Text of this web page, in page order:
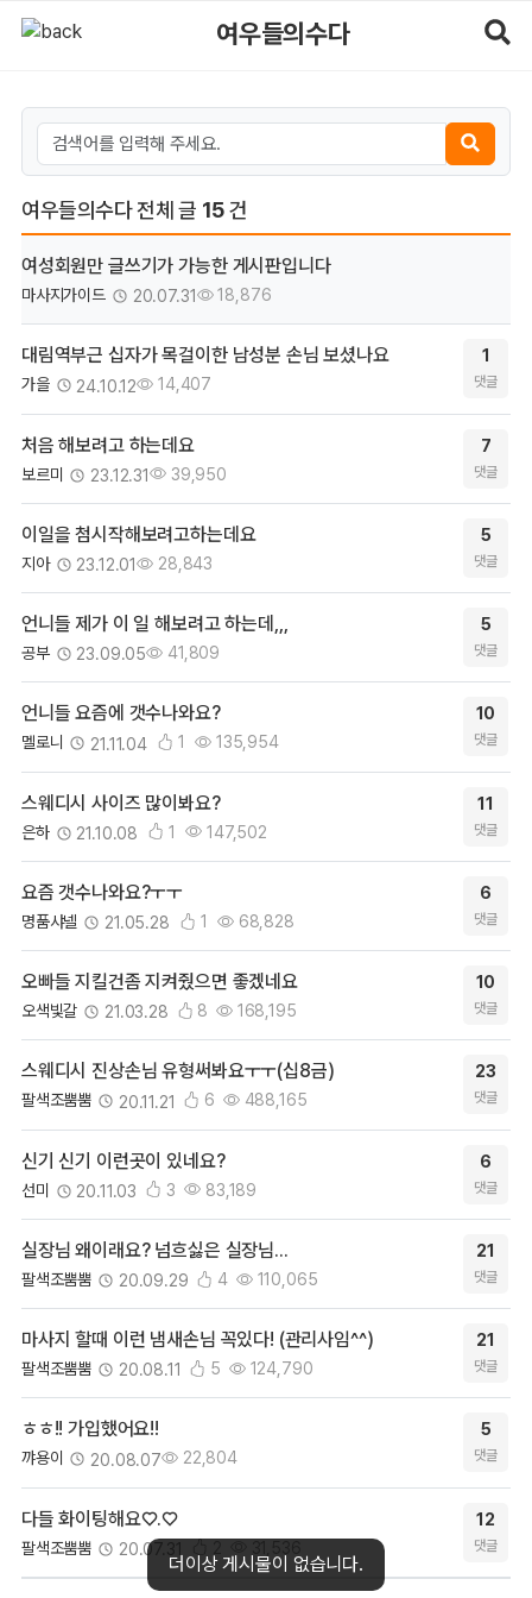
여우들의수다
검색어
검색하기
여우들의수다 전체 글 15건
여성회원만 글쓰기가 가능한 게시판입니다
마사지가이드 20.07.31등록18,876조회
대림역부근 십자가 목걸이한 남성분 손님 보셨나요댓글
가을 24.10.12등록14,407
1
댓글
처음 해보려고 하는데요
보르미 23.12.31등록39,950조회
7
댓글
이일을 첨시작해보려고하는데요
지아 23.12.01등록28,843
5
댓글
언니들 제가 이 일 해보려고 하는데,,,
공부 23.09.05등록41,809
5
댓글
언니들 요즘에 갯수나와요?댓글
멜로니 21.11.04 등록 1 추천 135,954조회
10
댓글
스웨디시 사이즈 많이봐요?댓글
은하 21.10.08 등록 1 추천 147,502조회
11
댓글
요즘 갯수나와요?ㅜㅜ
명품샤넬 21.05.28등록 1 추천68,828조회
6
댓글
오빠들 지킬건좀 지켜줬으면 좋겠네요댓글
오색빛갈 21.03.28등록 8 추천168,195조회
10
댓글
스웨디시 진상손님 유형써봐요ㅜㅜ(십8금)댓글
팔색조뿜뿜 20.11.21 등록 6 추천488,165조회
23
댓글
신기 신기 이런곳이 있네요?댓글
선미 20.11.03 등록 3 추천 83,189
6
댓글
실장님 왜이래요? 넘흐싫은 실장님...
팔색조뿜뿜 20.09.29등록 4추천110,065조회
21
댓글
마사지 할때 이런 냄새손님 꼭있다! (관리사임^^)댓글
팔색조뿜뿜 20.08.11 등록 5 추천124,790조회
21
댓글
ㅎㅎ!! 가입했어요!!
꺄용이 20.08.07등록22,804조회
5
댓글
다들 화이팅해요♡.♡댓글
팔색조뿜뿜 20.07.31
12
댓글
더이상 게시물이 없습니다.